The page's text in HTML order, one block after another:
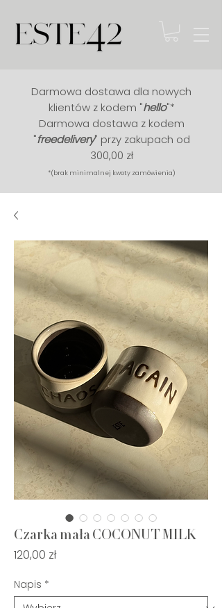
Darmowa dostawa dla nowych
klientów z kodem "hello"*
Darmowa dostawa z kodem
"freedelivery" przy zakupach od
300,00 zł
*(brak minimalnej kwoty zamówienia)
Czarka mała COCONUT MILK
120,00 złCena
Napis *